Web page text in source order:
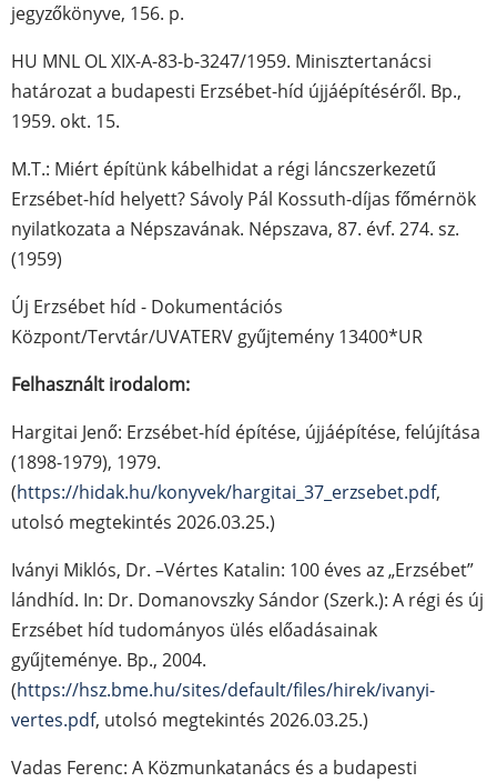
jegyzőkönyve, 156. p.
HU MNL OL XIX-A-83-b-3247/1959. Minisztertanácsi
határozat a budapesti Erzsébet-híd újjáépítéséről. Bp.,
1959. okt. 15.
M.T.: Miért építünk kábelhidat a régi láncszerkezetű
Erzsébet-híd helyett? Sávoly Pál Kossuth-díjas főmérnök
nyilatkozata a Népszavának. Népszava, 87. évf. 274. sz.
(1959)
Új Erzsébet híd - Dokumentációs
Központ/Tervtár/UVATERV gyűjtemény 13400*UR
Felhasznált irodalom:
Hargitai Jenő: Erzsébet-híd építése, újjáépítése, felújítása
(1898-1979), 1979.
(https://hidak.hu/konyvek/hargitai_37_erzsebet.pdf,
utolsó megtekintés 2026.03.25.)
Iványi Miklós, Dr. –Vértes Katalin: 100 éves az „Erzsébet”
lándhíd. In: Dr. Domanovszky Sándor (Szerk.): A régi és új
Erzsébet híd tudományos ülés előadásainak
gyűjteménye. Bp., 2004.
(https://hsz.bme.hu/sites/default/files/hirek/ivanyi-
vertes.pdf, utolsó megtekintés 2026.03.25.)
Vadas Ferenc: A Közmunkatanács és a budapesti